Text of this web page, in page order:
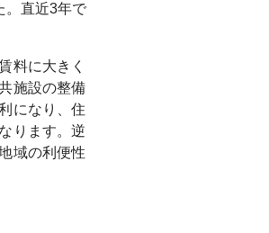
。直近3年で
料に大きく
施設の整備
になり、住
ります。逆
域の利便性